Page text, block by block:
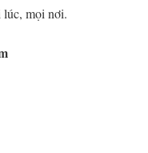
lúc, mọi nơi.